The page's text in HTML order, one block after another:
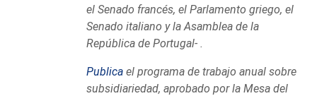
el Senado francés, el Parlamento griego, el
Senado italiano y la Asamblea de la
República de Portugal- .
Publica el programa de trabajo anual sobre
subsidiariedad, aprobado por la Mesa del